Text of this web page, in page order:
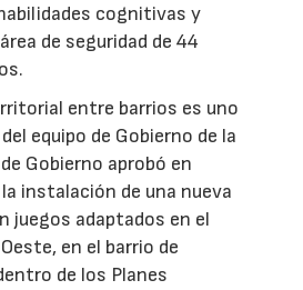
cognitivas y
de seguridad de 44
entre barrios es uno
equipo de Gobierno de la
Gobierno aprobó en
instalación de una nueva
juegos adaptados en el
en el barrio de
de los Planes